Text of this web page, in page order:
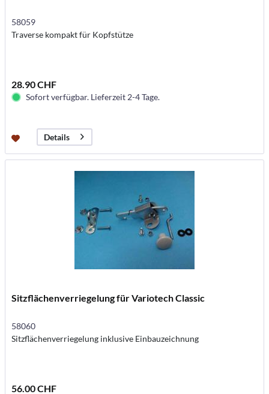
58059
Traverse kompakt für Kopfstütze
28.90 CHF
Sofort verfügbar. Lieferzeit 2-4 Tage.
Details
Sitzflächenverriegelung für Variotech Classic
58060
Sitzflächenverriegelung inklusive Einbauzeichnung
56.00 CHF